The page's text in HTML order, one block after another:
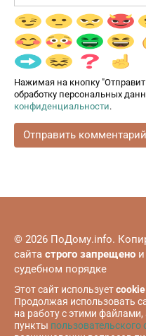
Нажимая на кнопку
обработку персональных
конфиденциальности.
© 2026 ПоДому.info.
сайта строго запрещено
судебном порядке
Этот сайт используетcookie
Продолжая использовать
на работу с этими
пункты пользовательского